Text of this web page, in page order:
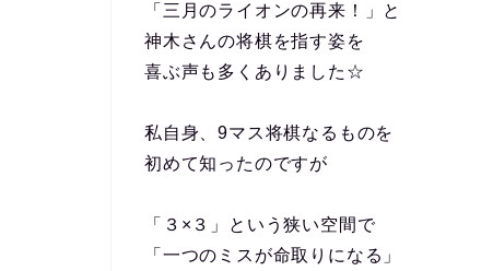
「三月のライオンの再来！」と
神木さんの将棋を指す姿を
喜ぶ声も多くありました☆
私自身、9マス将棋なるものを
初めて知ったのですが
「３×３」という狭い空間で
「一つのミスが命取りになる」